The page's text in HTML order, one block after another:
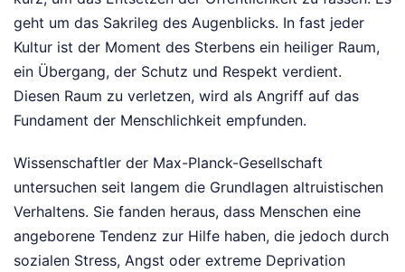
geht um das Sakrileg des Augenblicks. In fast jeder
Kultur ist der Moment des Sterbens ein heiliger Raum,
ein Übergang, der Schutz und Respekt verdient.
Diesen Raum zu verletzen, wird als Angriff auf das
Fundament der Menschlichkeit empfunden.
Wissenschaftler der Max-Planck-Gesellschaft
untersuchen seit langem die Grundlagen altruistischen
Verhaltens. Sie fanden heraus, dass Menschen eine
angeborene Tendenz zur Hilfe haben, die jedoch durch
sozialen Stress, Angst oder extreme Deprivation